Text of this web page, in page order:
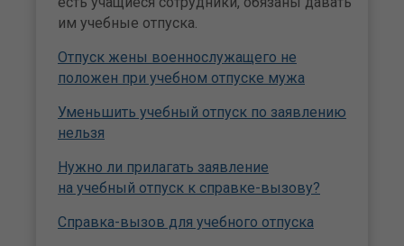
им учебные отпуска.
Отпуск жены военнослужащего не
положен при учебном отпуске мужа
Уменьшить учебный отпуск по заявлению
нельзя
Нужно ли прилагать заявление
на учебный отпуск к справке-вызову?
Справка-вызов для учебного отпуска